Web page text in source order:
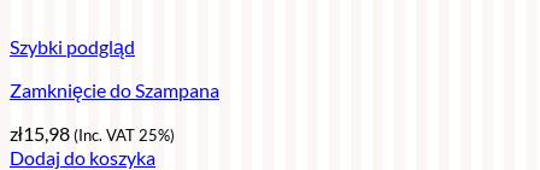
Szybki podgląd
Zamknięcie do Szampana
zł15,98(Inc. VAT 25%)
Dodaj do koszyka